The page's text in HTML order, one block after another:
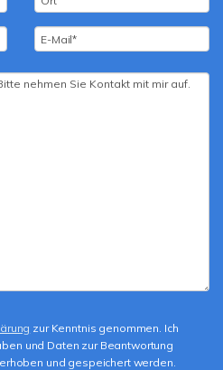
zur Kenntnis genommen. Ich
und Daten zur Beantwortung
und gespeichert werden.